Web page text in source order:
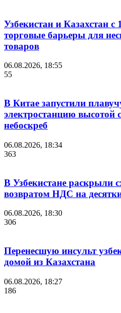
Узбекистан и Казахстан с
торговые барьеры для
товаров
06.08.2026, 18:55
55
В Китае запустили
электростанцию высотой
небоскреб
06.08.2026, 18:34
363
В Узбекистане раскрыли
возвратом НДС на
06.08.2026, 18:30
306
Перенесшую инсульт
домой из Казахстана
06.08.2026, 18:27
186